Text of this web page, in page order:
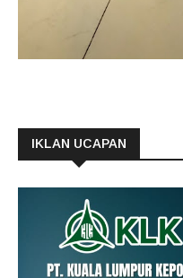
IKLAN UCAPAN